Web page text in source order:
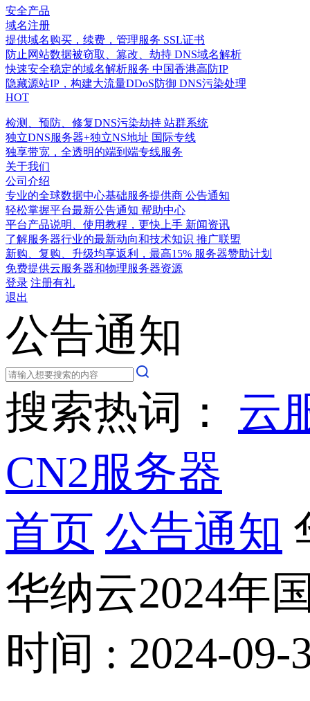
安全产品
域名注册
提供域名购买，续费，管理服务 SSL证书
防止网站数据被窃取、篡改、劫持 DNS域名解析
快速安全稳定的域名解析服务 中国香港高防IP
隐藏源站IP，构建大流量DDoS防御 DNS污染处理
HOT
检测、预防、修复DNS污染劫持 站群系统
独立DNS服务器+独立NS地址 国际专线
独享带宽，全透明的端到端专线服务
关于我们
公司介绍
专业的全球数据中心基础服务提供商 公告通知
轻松掌握平台最新公告通知 帮助中心
平台产品说明、使用教程，更快上手 新闻资讯
了解服务器行业的最新动向和技术知识 推广联盟
新购、复购、升级均享返利，最高15% 服务器赞助计划
免费提供云服务器和物理服务器资源
登录 注册有礼
退出
公告通知
搜索热词： 云
CN2服务器
首页 公告通知
华纳云2024年
时间 : 2024-09-